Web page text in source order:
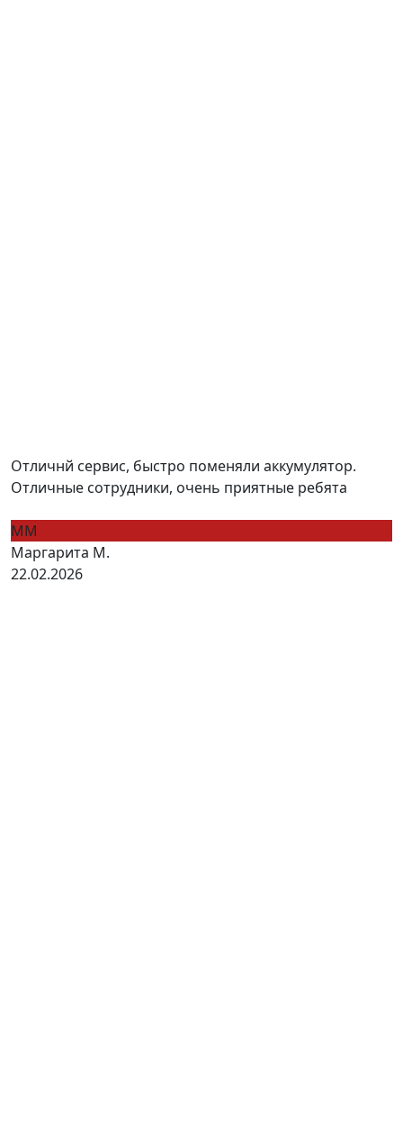
Отличнй сервис, быстро поменяли аккумулятор.
Отличные сотрудники, очень приятные ребята
ММ
Маргарита М.
22.02.2026